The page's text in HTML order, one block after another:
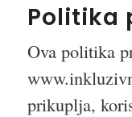
Politika
Ova politika
prikuplja,